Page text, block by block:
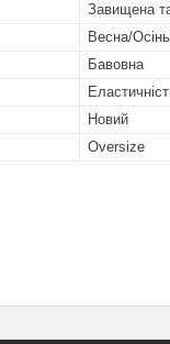
Завищена
Весна/Осінь
Бавовна
Новий
Oversize